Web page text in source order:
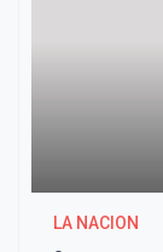
LA NACION